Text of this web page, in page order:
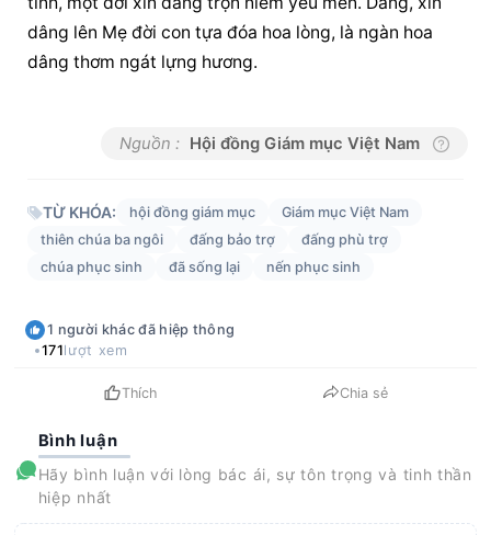
dâng lên Mẹ đời con tựa đóa hoa lòng, là ngàn hoa
dâng thơm ngát lựng hương.
Nguồn : Hội đồng Giám mục Việt Nam
TỪ KHÓA: hội đồng giám mục
Giám mục Việt Nam
thiên chúa ba ngôi
đấng bảo trợ
đấng phù trợ
chúa phục sinh
đã sống lại nến phục sinh
1 người khác đã hiệp thông
171lượt xem
Thích Chia sẻ
Bình luận
Hãy bình luận với lòng bác ái, sự tôn trọng và tinh thần
hiệp nhất